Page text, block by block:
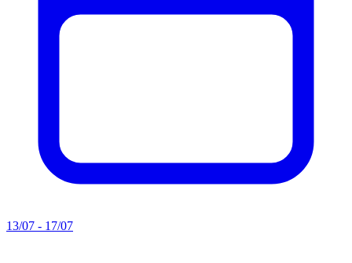
13/07 - 17/07